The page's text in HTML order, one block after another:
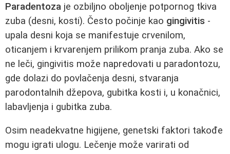
Paradentoza je ozbiljno oboljenje potpornog tkiva
zuba (desni, kosti). Često počinje kao gingivitis -
upala desni koja se manifestuje crvenilom,
oticanjem i krvarenjem prilikom pranja zuba. Ako se
ne leči, gingivitis može napredovati u paradontozu,
gde dolazi do povlačenja desni, stvaranja
parodontalnih džepova, gubitka kosti i, u konačnici,
labavljenja i gubitka zuba.
Osim neadekvatne higijene, genetski faktori takođe
mogu igrati ulogu. Lečenje može varirati od